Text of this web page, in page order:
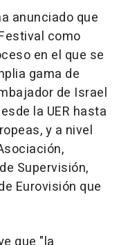
anunciado que
como
en el que se
gama de
de Israel
la UER hasta
y a nivel
Supervisión,
Eurovisión que